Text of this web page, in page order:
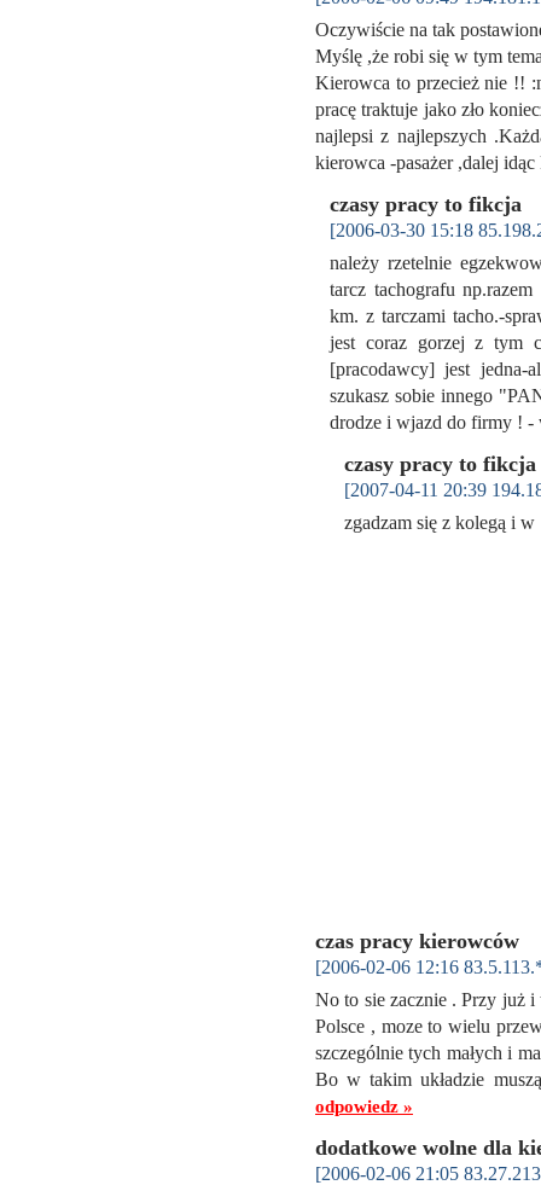
Oczywiście na tak
Myślę ,że robi się w tym
Kierowca to przecież nie !!
pracę traktuje jako zło
najlepsi z najlepszych
kierowca -pasażer ,dalej
czasy pracy to fikcja
[2006-03-30 15:18
należy rzetelnie
tarcz tachografu
km. z tarczami tacho.-
jest coraz gorzej z tym
[pracodawcy] jest jedna-
szukasz sobie innego
drodze i wjazd do firmy !
czasy pracy to fikcja
[2007-04-11 20:39
zgadzam się z kolegą i
czas pracy kierowców
[2006-02-06 12:16
No to sie zacznie . Przy już
Polsce , moze to wielu
szczególnie tych małych i
Bo w takim układzie
odpowiedz »
dodatkowe wolne dla
[2006-02-06 21:05